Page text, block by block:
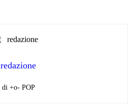
redazione
di +o- POP